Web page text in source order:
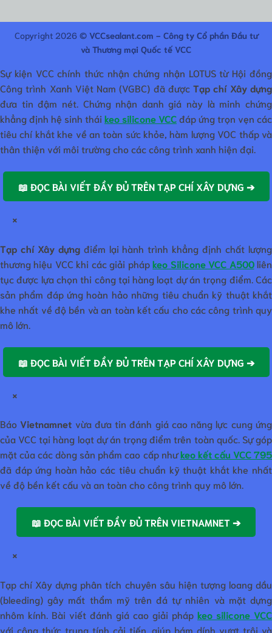
Copyright 2026 © VCCsealant.com - Công ty Cổ phần Đầu tư
và Thương mại Quốc tế VCC
Sự kiện VCC chính thức nhận chứng nhận LOTUS từ Hội đồng
Công trình Xanh Việt Nam (VGBC) đã đượcTạp chí Xây dựng
đưa tin đậm nét. Chứng nhận danh giá này là minh chứng
khẳng định hệ sinh thái keo silicone VCCđáp ứng trọn vẹn các
tiêu chí khắt khe về an toàn sức khỏe, hàm lượng VOC thấp và
thân thiện với môi trường cho các công trình xanh hiện đại.
📖 ĐỌC BÀI VIẾT ĐẦY ĐỦ TRÊN TẠP CHÍ XÂY DỰNG ➔
×
Tạp chí Xây dựngđiểm lại hành trình khẳng định chất lượng
thương hiệu VCC khi các giải phápkeo Silicone VCC A500liên
tục được lựa chọn thi công tại hàng loạt dự án trọng điểm. Các
sản phẩm đáp ứng hoàn hảo những tiêu chuẩn kỹ thuật khắt
khe nhất về độ bền và an toàn kết cấu cho các công trình quy
mô lớn.
📖 ĐỌC BÀI VIẾT ĐẦY ĐỦ TRÊN TẠP CHÍ XÂY DỰNG ➔
×
BáoVietnamnet vừa đưa tin đánh giá cao năng lực cung ứng
của VCC tại hàng loạt dự án trọng điểm trên toàn quốc. Sự góp
mặt của các dòng sản phẩm cao cấp nhưkeo kết cấu VCC 795
đã đáp ứng hoàn hảo các tiêu chuẩn kỹ thuật khắt khe nhất
về độ bền kết cấu và an toàn cho công trình quy mô lớn.
📖 ĐỌC BÀI VIẾT ĐẦY ĐỦ TRÊN VIETNAMNET ➔
×
Tạp chí Xây dựng phân tích chuyên sâu hiện tượng loang dầu
(bleeding) gây mất thẩm mỹ trên đá tự nhiên và mặt dựng
nhôm kính. Bài viết đánh giá cao giải pháp keo silicone VCC
với công thức trung tính cải tiến, giúp bám dính vượt trội và